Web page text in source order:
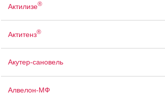
Актилизе®
Актитенз®
Акутер-сановель
Алвелон-МФ